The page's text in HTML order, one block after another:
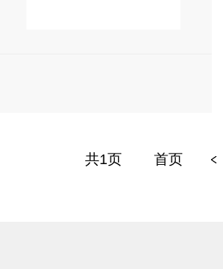
共1页 首页